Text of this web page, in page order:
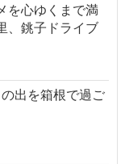
を心ゆくまで満
、銚子ドライブ
出を箱根で過ご